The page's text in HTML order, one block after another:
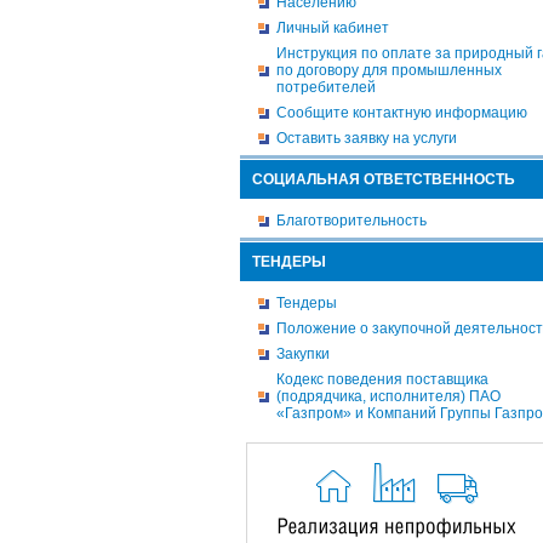
Личный кабинет
Инструкция по оплате за природный
по договору для промышленных
потребителей
Сообщите контактную информацию
Оставить заявку на услуги
СОЦИАЛЬНАЯ ОТВЕТСТВЕННОСТЬ
Благотворительность
ТЕНДЕРЫ
Тендеры
Положение о закупочной
Закупки
Кодекс поведения поставщика
(подрядчика, исполнителя) ПАО
«Газпром» и Компаний Группы